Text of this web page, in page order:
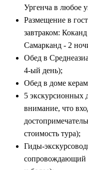
Ургенча в любое
Размещение в
завтраком:
Самарканд - 2
Обед в
4-ый день);
Обед в доме
5 экскурсионных
внимание, что
стоимость тура);
Гиды-
сопровождающий